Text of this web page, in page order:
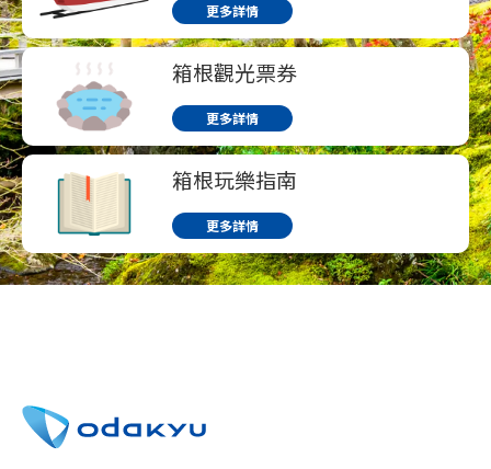
更多詳情
箱根觀光票券
更多詳情
箱根玩樂指南
更多詳情